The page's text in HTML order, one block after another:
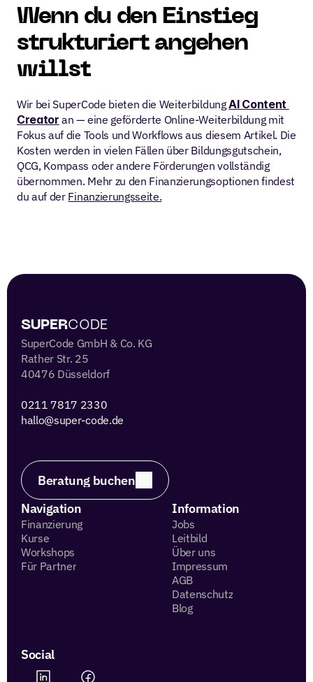
Wenn du den Einstieg
strukturiert angehen
willst
Wir bei SuperCode bieten die Weiterbildung AI Content
Creator an — eine geförderte Online-Weiterbildung mit
Fokus auf die Tools und Workflows aus diesem Artikel. Die
Kosten werden in vielen Fällen über Bildungsgutschein,
QCG, Kompass oder andere Förderungen vollständig
übernommen. Mehr zu den Finanzierungsoptionen findest
du auf der Finanzierungsseite.
SUPERCODE
SuperCode GmbH & Co. KG
Rather Str. 25
40476 Düsseldorf
0211 7817 2330
hallo@super-code.de
Beratung buchen
Navigation
Finanzierung
Kurse
Workshops
Für Partner
Information
Jobs
Leitbild
Über uns
Impressum
AGB
Datenschutz
Blog
Social